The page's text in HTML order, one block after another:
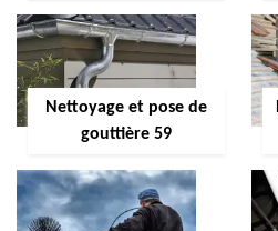
Nettoyage et pose de
gouttière 59